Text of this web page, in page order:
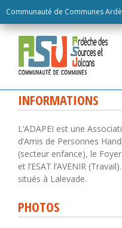
Communauté de Communes
to
content
INFORMATIONS
L’ADAPEI est une
d’Amis de Personnes
(secteur enfance), le
et l’ESAT l’AVENIR
situés à Lalevade.
PHOTOS